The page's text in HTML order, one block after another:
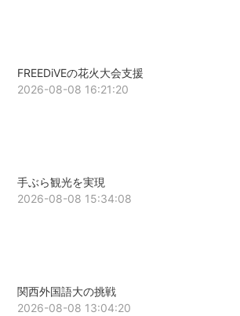
FREEDiVEの花火大会支援
2026-08-08 16:21:20
手ぶら観光を実現
2026-08-08 15:34:08
関西外国語大の挑戦
2026-08-08 13:04:20